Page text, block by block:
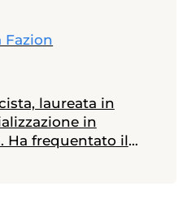
Fazion
laureata in
in
Ha frequentato il